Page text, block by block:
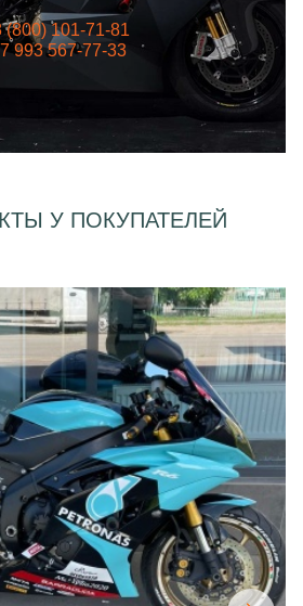
(800) 101-71-81
993 567-77-33
У ПОКУПАТЕЛЕЙ